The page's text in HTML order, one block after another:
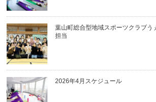
葉山町総合型地域スポーツクラブう
担当
2026年4月スケジュール